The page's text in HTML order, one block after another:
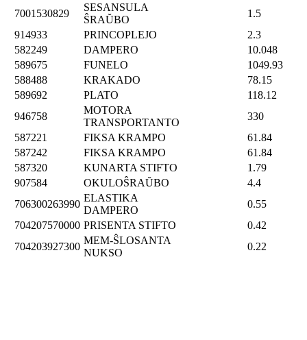
7001530829
SESANSULA
ŜRAŬBO
1.5
914933
PRINCOPLEJO
2.3
582249
DAMPERO
10.048
589675
FUNELO
1049.93
588488
KRAKADO
78.15
589692
PLATO
118.12
946758
MOTORA
TRANSPORTANTO
330
587221
FIKSA KRAMPO
61.84
587242
FIKSA KRAMPO
61.84
587320
KUNARTA STIFTO
1.79
907584
OKULOŜRAŬBO
4.4
706300263990
ELASTIKA
DAMPERO
0.55
704207570000 PRISENTA STIFTO
0.42
704203927300
MEM-ŜLOSANTA
NUKSO
0.22